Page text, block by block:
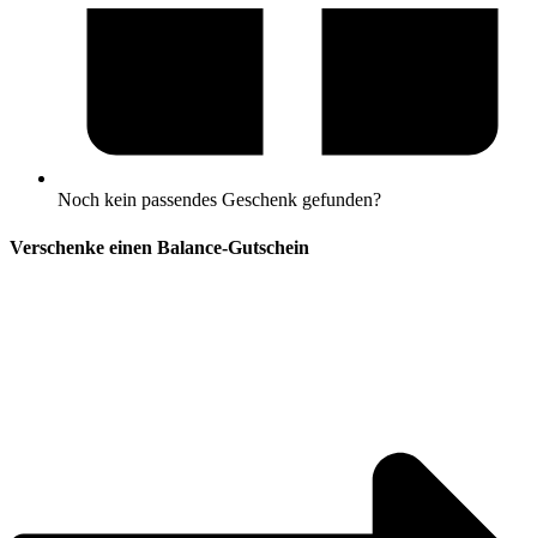
Noch kein passendes Geschenk gefunden?
Verschenke einen Balance-Gutschein